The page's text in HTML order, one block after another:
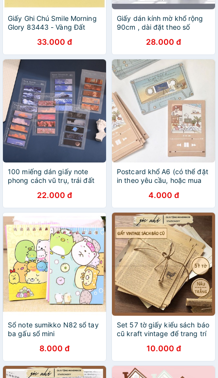
Giấy Ghi Chú Smile Morning
Glory 83443 - Vàng Đất
33.000 đ
Giấy dán kính mờ khổ rộng
90cm , dài đặt theo số
28.000 đ
100 miếng dán giấy note
phong cách vũ trụ, trái đất
22.000 đ
Postcard khổ A6 (có thể đặt
in theo yêu cầu, hoặc mua
4.000 đ
Sổ note sumikko N82 sổ tay
ba gấu sổ mini
8.000 đ
Set 57 tờ giấy kiểu sách báo
cũ kraft vintage để trang trí
scrapbook gocnha Góc Nhà
GIAY015
10.000 đ